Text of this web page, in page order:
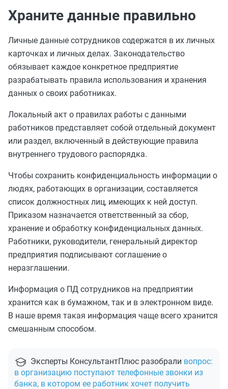
Храните данные правильно
Личные данные сотрудников содержатся в их личных
карточках и личных делах. Законодательство
обязывает каждое конкретное предприятие
разрабатывать правила использования и хранения
данных о своих работниках.
Локальный акт о правилах работы с данными
работников представляет собой отдельный документ
или раздел, включенный в действующие правила
внутреннего трудового распорядка.
Чтобы сохранить конфиденциальность информации о
людях, работающих в организации, составляется
список должностных лиц, имеющих к ней доступ.
Приказом назначается ответственный за сбор,
хранение и обработку конфиденциальных данных.
Работники, руководители, генеральный директор
предприятия подписывают соглашение о
неразглашении.
Информация о ПД сотрудников на предприятии
хранится как в бумажном, так и в электронном виде.
В наше время такая информация чаще всего хранится
смешанным способом.
Эксперты КонсультантПлюс разобрали вопрос:
в организацию поступают телефонные звонки из
банка, в котором ее работник хочет получить